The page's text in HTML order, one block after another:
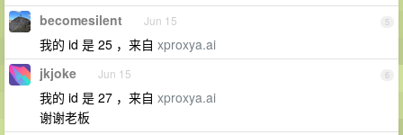
5
becomesilent Jun 15
我的 id 是 25 ，来自 xproxya.ai
6
jkjoke Jun 15
我的 id 是 27 ，来自 xproxya.ai
谢谢老板